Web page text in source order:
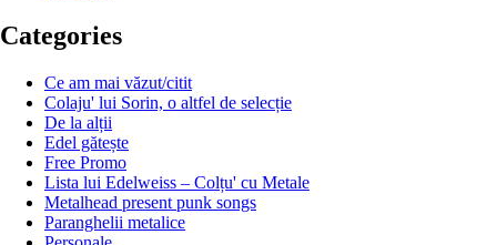
Categories
Ce am mai văzut/citit
Colaju' lui Sorin, o altfel de selecție
De la alții
Edel gătește
Free Promo
Lista lui Edelweiss – Colțu' cu Metale
Metalhead present punk songs
Paranghelii metalice